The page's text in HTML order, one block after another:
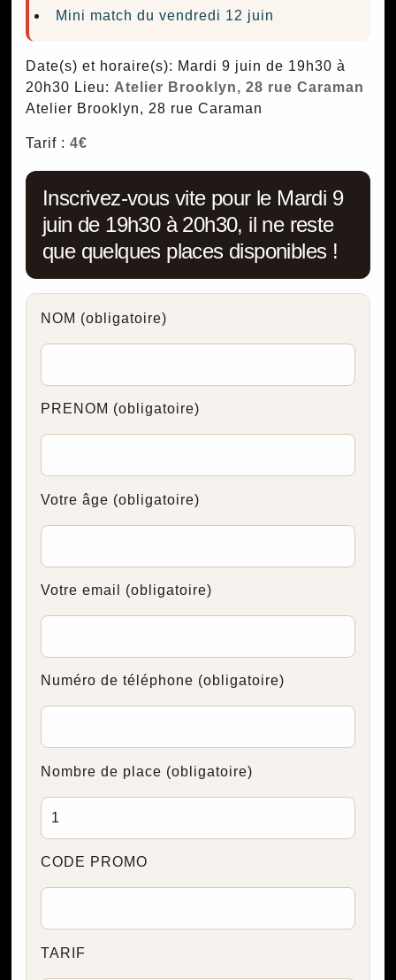
Mini match du vendredi 12 juin
Date(s) et horaire(s): Mardi 9 juin de 19h30 à
20h30 Lieu: Atelier Brooklyn, 28 rue Caraman
Atelier Brooklyn, 28 rue Caraman
Tarif : 4€
Inscrivez-vous vite pour le Mardi 9
juin de 19h30 à 20h30, il ne reste
que quelques places disponibles !
NOM (obligatoire)
PRENOM (obligatoire)
Votre âge (obligatoire)
Votre email (obligatoire)
Numéro de téléphone (obligatoire)
Nombre de place (obligatoire)
CODE PROMO
TARIF